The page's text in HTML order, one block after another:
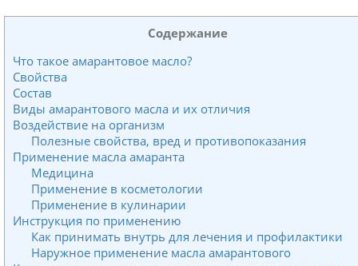
Содержание
Что такое амарантовое масло?
Свойства
Состав
Виды амарантового масла и их отличия
Воздействие на организм
Полезные свойства, вред и противопоказания
Применение масла амаранта
Медицина
Применение в косметологии
Применение в кулинарии
Инструкция по применению
Как принимать внутрь для лечения и профилактики
Наружное применение масла амарантового